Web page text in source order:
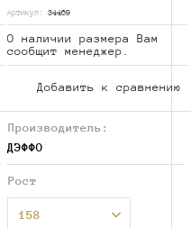
Артикул: 34469
О наличии размера Вам
сообщит менеджер.
Добавить к сравнению
Производитель:
ДЭФФО
Рост
158